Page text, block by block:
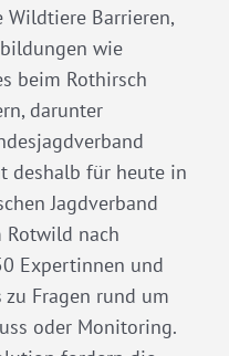
Wildtiere Barrieren,
wie
beim Rothirsch
darunter
deshalb für heute in
Jagdverband
Rotwild nach
Expertinnen und
Fragen rund um
oder Monitoring.